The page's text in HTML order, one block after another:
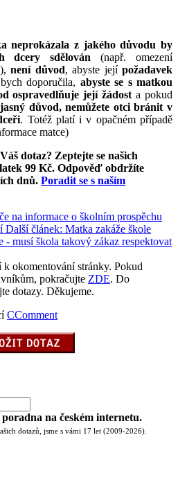
neprokázala z jakého důvodu by
dcery sdělován(např. omezení
není důvod, abyste jejípožadavek
doporučila, abyste se s matkou
ospravedlňuje její žádosta pokud
důvod, nemůžete otci bránit v
. Totéž platí i v opačném případě
matce)
dotaz? Zeptejte se našich
99 Kč. Odpověď obdržíte
dnů. Poradit se s naším
na informace o školním prospěchu
Další článek: Matka zakáže škole
- musí škola takový zákaz respektovat
okomentování stránky. Pokud
pokračujte ZDE. Do
dotazy. Děkujeme.
CComment
na českém internetu.
dotazů, jsme s vámi 17 let (2009-2026).